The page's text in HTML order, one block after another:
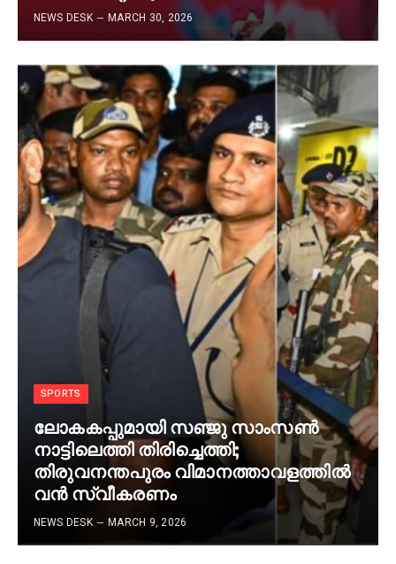
NEWS DESK MARCH 30, 2026
SPORTS
ലോകകപ്പുമായി സഞ്ജു സാംസണ്‍
നാട്ടിലെത്തി തിരിച്ചെത്തി;
തിരുവനന്തപുരം വിമാനത്താവളത്തില്‍
വന്‍ സ്വീകരണം
NEWS DESK MARCH 9, 2026